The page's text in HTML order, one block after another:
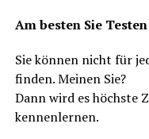
Am bes­ten Sie
Sie kön­nen nicht für
fin­den. Mei­nen Sie?
Dann wird es höchs­te
kennenlernen.